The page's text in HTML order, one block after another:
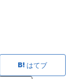
はてブ